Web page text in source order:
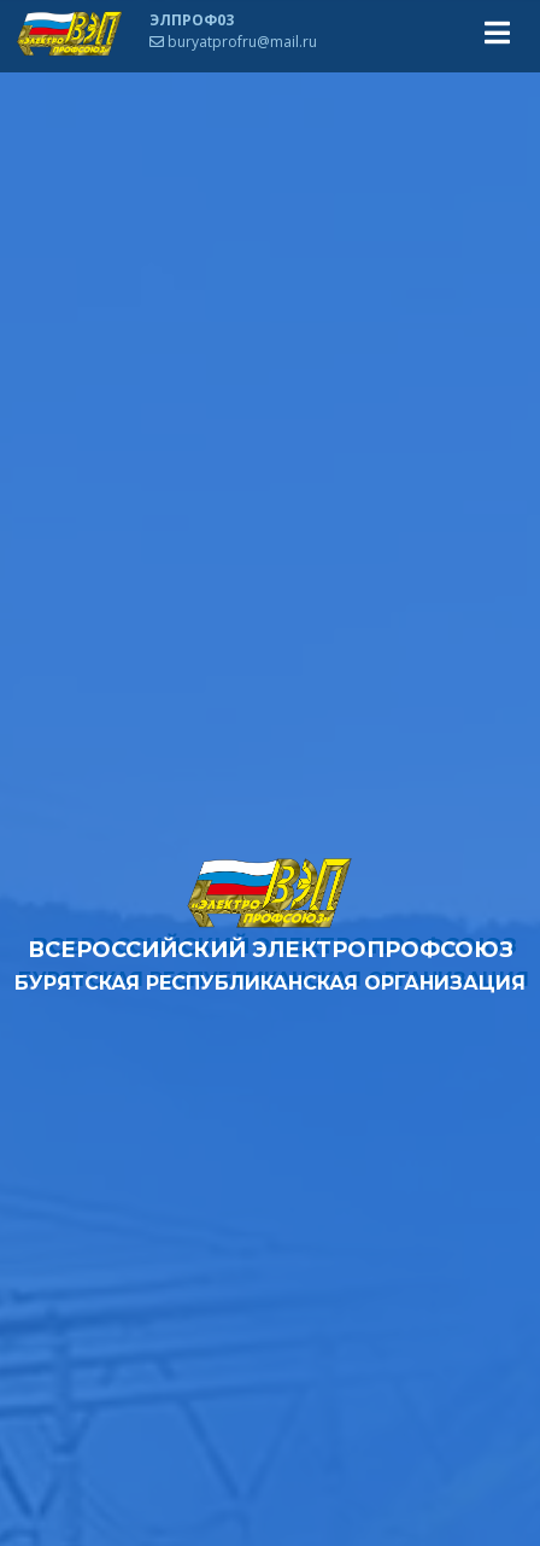
ЭЛПРОФ03
buryatprofru@mail.ru
ВСЕРОССИЙСКИЙ ЭЛЕКТРОПРОФСОЮЗ
БУРЯТСКАЯ РЕСПУБЛИКАНСКАЯ ОРГАНИЗАЦИЯ